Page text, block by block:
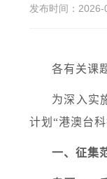
发布时间：2026-
各有关课
为深入实
计划“港澳台
一、征集